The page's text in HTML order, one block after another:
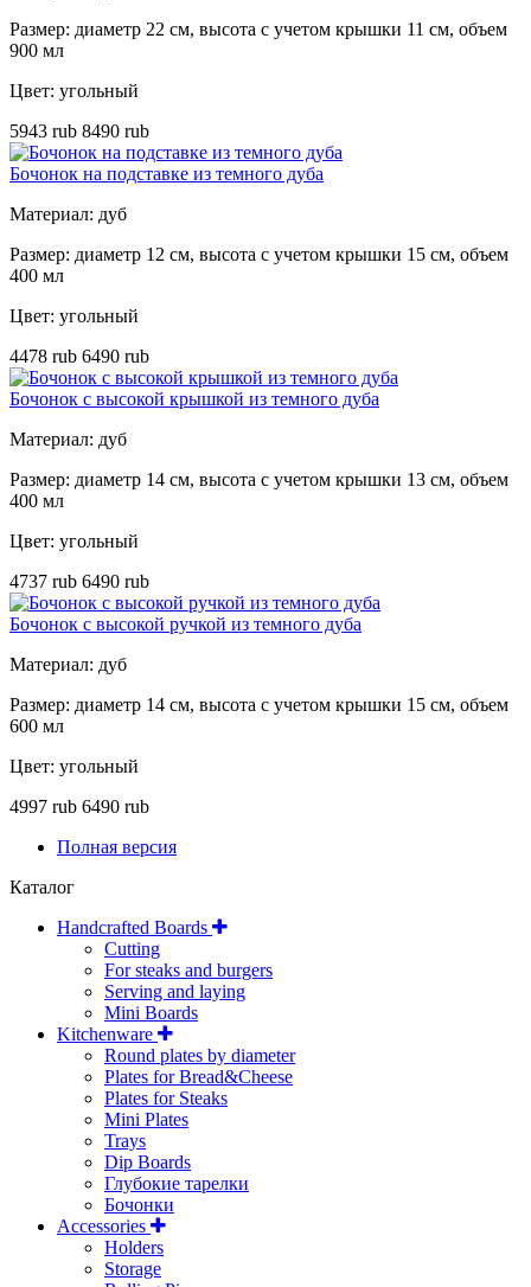
Размер: диаметр 22 см, высота с учетом крышки 11 см, объем
900 мл
Цвет: угольный
5943 rub 8490 rub
Бочонок на подставке из темного дуба
Материал: дуб
Размер: диаметр 12 см, высота с учетом крышки 15 см, объем
400 мл
Цвет: угольный
4478 rub 6490 rub
Бочонок с высокой крышкой из темного дуба
Материал: дуб
Размер: диаметр 14 см, высота с учетом крышки 13 см, объем
400 мл
Цвет: угольный
4737 rub 6490 rub
Бочонок с высокой ручкой из темного дуба
Материал: дуб
Размер: диаметр 14 см, высота с учетом крышки 15 см, объем
600 мл
Цвет: угольный
4997 rub 6490 rub
Полная версия
Каталог
Handcrafted Boards
Cutting
For steaks and burgers
Serving and laying
Mini Boards
Kitchenware
Round plates by diameter
Plates for Bread&Cheese
Plates for Steaks
Mini Plates
Trays
Dip Boards
Глубокие тарелки
Бочонки
Accessories
Holders
Storage